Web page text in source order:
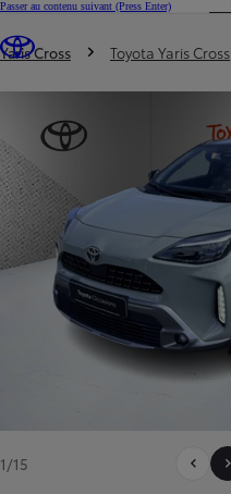
Passer au contenu suivant (Press Enter)
Trouvez un partenaire Toyota
Vous êtes ici
Yaris Cross Toyota Yaris Cross
1/15